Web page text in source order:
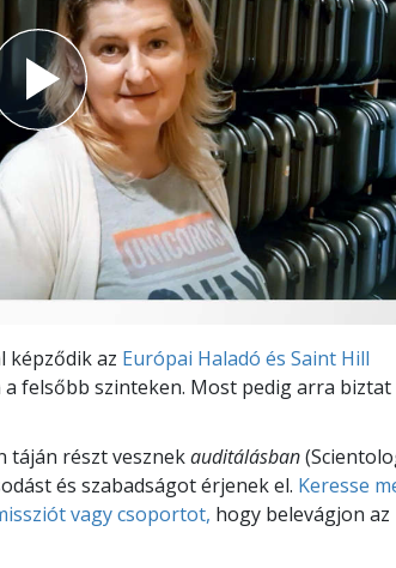
képződik az Európai Haladó és Saint Hill
felsőbb szinteken. Most pedig arra biztat
táján részt vesznekauditálásban
és szabadságot érjenek el. Keresse
vagy csoportot, hogy belevágjon az